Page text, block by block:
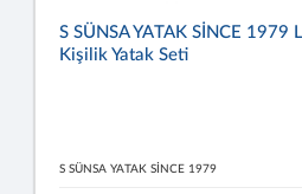
S SÜNSA YATAK SİNCE 1979
Kişilik Yatak Seti
S SÜNSA YATAK SİNCE 1979